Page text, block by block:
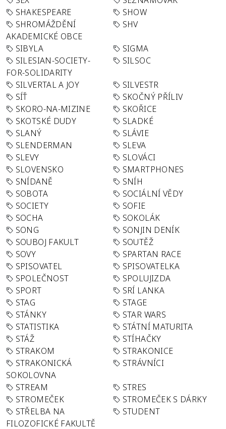
SHAKESPEARE
SHOW
SHROMÁŽDĚNÍ
AKADEMICKÉ OBCE
SHV
SIBYLA
SIGMA
SILESIAN-SOCIETY-
FOR-SOLIDARITY
SILSOC
SILVERTAL A JOY
SILVESTR
SÍŤ
SKOČNÝ PŘÍLIV
SKORO-NA-MIZINE
SKOŘICE
SKOTSKÉ DUDY
SLADKÉ
SLANÝ
SLÁVIE
SLENDERMAN
SLEVA
SLEVY
SLOVÁCI
SLOVENSKO
SMARTPHONES
SNÍDANĚ
SNÍH
SOBOTA
SOCIÁLNÍ VĚDY
SOCIETY
SOFIE
SOCHA
SOKOLÁK
SONG
SONJIN DENÍK
SOUBOJ FAKULT
SOUTĚŽ
SOVY
SPARTAN RACE
SPISOVATEL
SPISOVATELKA
SPOLEČNOST
SPOLUJIZDA
SPORT
SRÍ LANKA
STAG
STAGE
STÁNKY
STAR WARS
STATISTIKA
STÁTNÍ MATURITA
STÁŽ
STÍHAČKY
STRAKOM
STRAKONICE
STRAKONICKÁ
SOKOLOVNA
STRÁVNÍCI
STREAM
STRES
STROMEČEK
STROMEČEK S DÁRKY
STŘELBA NA
FILOZOFICKÉ FAKULTĚ
STUDENT